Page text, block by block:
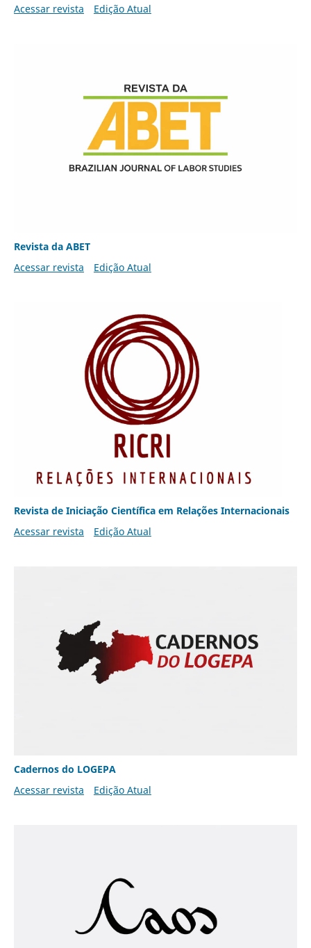
Acessar revista Edição Atual
Revista da ABET
Acessar revista
Edição Atual
Revista de Iniciação Científica em Relações Internacionais
Acessar revista
Edição Atual
Cadernos do LOGEPA
Acessar revista
Edição Atual